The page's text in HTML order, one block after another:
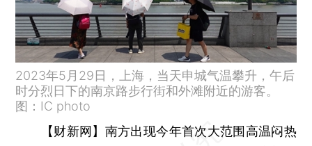
2023年5月29日，上海，当天申城气温攀升，午后
时分烈日下的南京路步行街和外滩附近的游客。
图：IC photo
【财新网】 南方出现今年首次大范围高温闷热